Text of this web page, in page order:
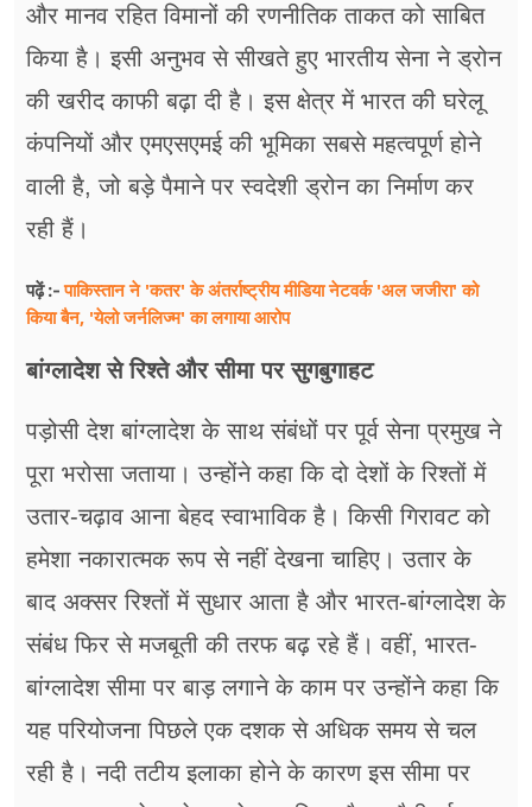
और मानव रहित विमानों की रणनीतिक ताकत को साबित
किया है। इसी अनुभव से सीखते हुए भारतीय सेना ने ड्रोन
की खरीद काफी बढ़ा दी है। इस क्षेत्र में भारत की घरेलू
कंपनियों और एमएसएमई की भूमिका सबसे महत्वपूर्ण होने
वाली है, जो बड़े पैमाने पर स्वदेशी ड्रोन का निर्माण कर
रही हैं।
पढ़ें :-पाकिस्तान ने 'कतर' के अंतर्राष्ट्रीय मीडिया नेटवर्क 'अल जजीरा' को
किया बैन, 'येलो जर्नलिज्म' का लगाया आरोप
बांग्लादेश से रिश्ते और सीमा पर सुगबुगाहट
पड़ोसी देश बांग्लादेश के साथ संबंधों पर पूर्व सेना प्रमुख ने
पूरा भरोसा जताया। उन्होंने कहा कि दो देशों के रिश्तों में
उतार-चढ़ाव आना बेहद स्वाभाविक है। किसी गिरावट को
हमेशा नकारात्मक रूप से नहीं देखना चाहिए। उतार के
बाद अक्सर रिश्तों में सुधार आता है और भारत-बांग्लादेश के
संबंध फिर से मजबूती की तरफ बढ़ रहे हैं। वहीं, भारत-
बांग्लादेश सीमा पर बाड़ लगाने के काम पर उन्होंने कहा कि
यह परियोजना पिछले एक दशक से अधिक समय से चल
रही है। नदी तटीय इलाका होने के कारण इस सीमा पर